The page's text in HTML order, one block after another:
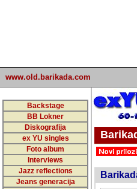
www.old.barikada.com
Backstage
BB Lokner
Diskografija
ex YU singles
Foto album
Interviews
Jazz reflections
Jeans generacija